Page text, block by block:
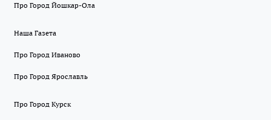
Про Город Йошкар-Ола
Наша Газета
Про Город Иваново
Про Город Ярославль
Про Город Курск